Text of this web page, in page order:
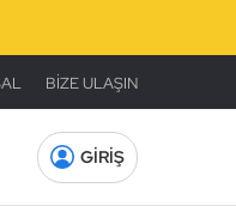
BİZE ULAŞIN
GİRİŞ